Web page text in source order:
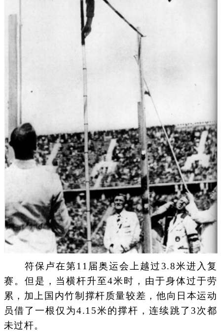
符保卢在第11届奥运会上越过3.8米进入复
赛。但是，当横杆升至4米时，由于身体过于劳
累，加上国内竹制撑杆质量较差，他向日本运动
员借了一根仅为4.15米的撑杆，连续跳了3次都
未过杆。